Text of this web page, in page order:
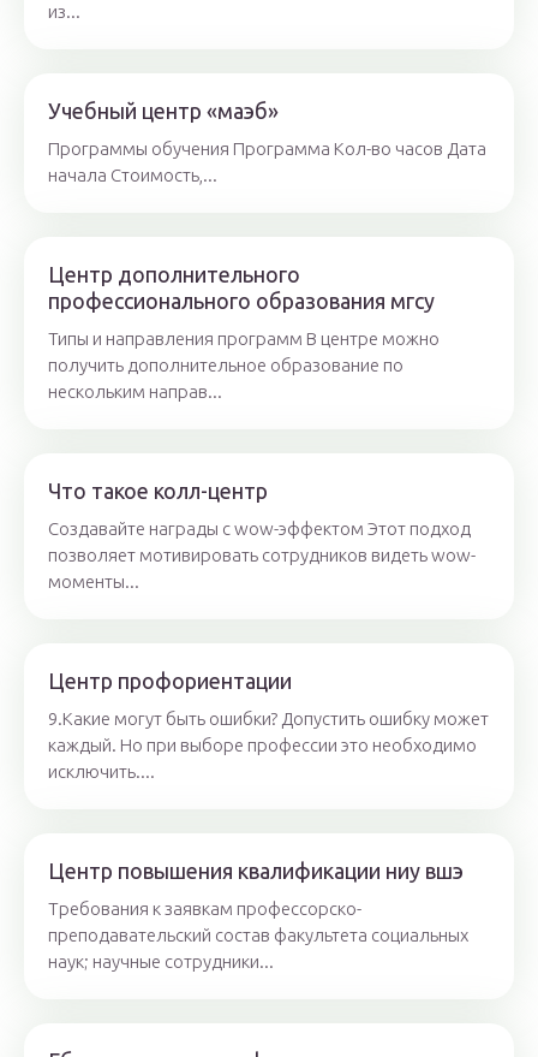
из...
Учебный центр «маэб»
Программы обучения Программа Кол-во часов Дата
начала Стоимость,...
Центр дополнительного
профессионального образования мгсу
Типы и направления программ В центре можно
получить дополнительное образование по
нескольким направ...
Что такое колл-центр
Создавайте награды с wow-эффектом Этот подход
позволяет мотивировать сотрудников видеть wow-
моменты...
Центр профориентации
9.Какие могут быть ошибки? Допустить ошибку может
каждый. Но при выборе профессии это необходимо
исключить....
Центр повышения квалификации ниу вшэ
Требования к заявкам профессорско-
преподавательский состав факультета социальных
наук; научные сотрудники...